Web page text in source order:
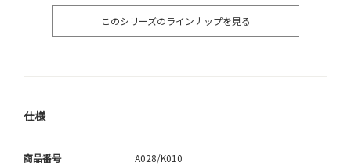
このシリーズのラインナップを見る
仕様
商品番号 A028/K010